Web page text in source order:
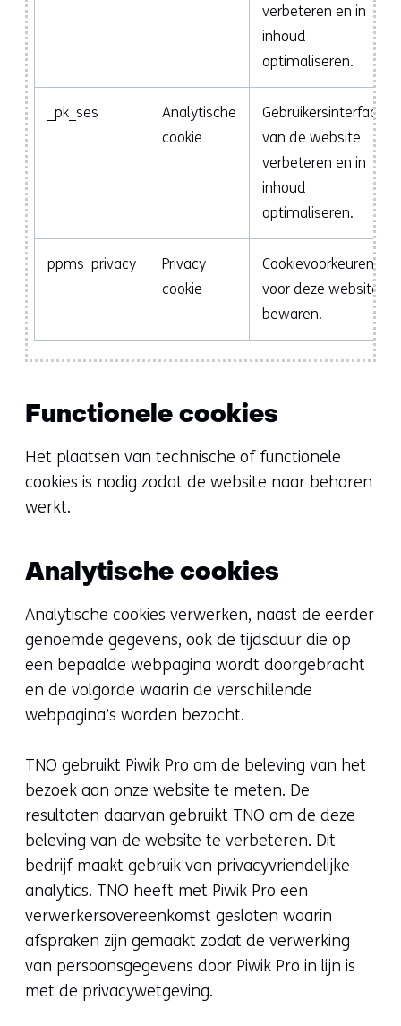
verbeteren en in
inhoud
optimaliseren.
_pk_ses
Analytische
cookie
Gebruikersinterface
van de website
verbeteren en in
inhoud
optimaliseren.
ppms_privacy
Privacy
cookie
Cookievoorkeuren
voor deze website
bewaren.
Functionele cookies
Het plaatsen van technische of functionele
cookies is nodig zodat de website naar behoren
werkt.
Analytische cookies
Analytische cookies verwerken, naast de eerder
genoemde gegevens, ook de tijdsduur die op
een bepaalde webpagina wordt doorgebracht
en de volgorde waarin de verschillende
webpagina’s worden bezocht.
TNO gebruikt Piwik Pro om de beleving van het
bezoek aan onze website te meten. De
resultaten daarvan gebruikt TNO om de deze
beleving van de website te verbeteren. Dit
bedrijf maakt gebruik van privacyvriendelijke
analytics. TNO heeft met Piwik Pro een
verwerkersovereenkomst gesloten waarin
afspraken zijn gemaakt zodat de verwerking
van persoonsgegevens door Piwik Pro in lijn is
met de privacywetgeving.